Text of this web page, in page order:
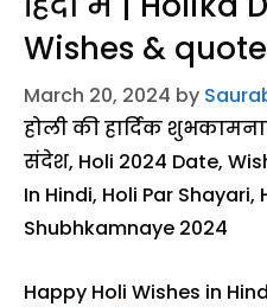
Wishes &
March 20, 2024 by
होली की हार्दिक
संदेश, Holi 2024 Date,
In Hindi, Holi Par Shayari,
Shubhkamnaye 2024
Happy Holi Wishes in